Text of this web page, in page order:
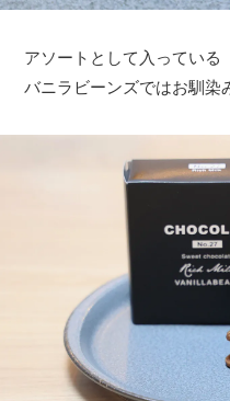
アソートとして入っている
バニラビーンズではお馴染